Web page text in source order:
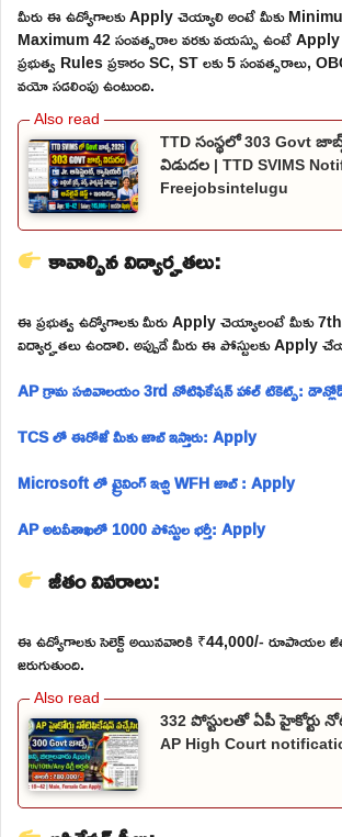
మీరు ఈ ఉద్యోగాలకు Apply చెయ్యాలి అంటే మీకు
Maximum 42 సంవత్సరాల వరకు వయస్సు ఉంటే
ప్రభుత్వ Rules ప్రకారం SC, ST లకు 5 సంవత్సరాలు,
వయో సడలింపు ఉంటుంది.
TTD సంస్థలో 303 Govt
విడుదల | TTD SVIMS
Freejobsintelugu
కావాల్సిన విద్యార్హతలు:
ఈ ప్రభుత్వ ఉద్యోగాలకు మీరు Apply చెయ్యాలంటే మీకు
విద్యార్హతలు ఉండాలి. అప్పుడే మీరు ఈ పోస్టులకు Apply
AP గ్రామ సచివాలయం 3rd నోటిఫికేషన్ హాల్ టికెట్స్:
TCS లో ఈరోజే మీకు జాబ్ ఇస్తారు: Apply
Microsoft లో ట్రైనింగ్ ఇచ్చి WFH జాబ్ : Apply
AP అటవీశాఖలో 1000 పోస్టుల భర్తీ: Apply
జీతం వివరాలు:
ఈ ఉద్యోగాలకు సెలెక్ట్ అయినవారికి ₹44,000/- రూపాయల
జరుగుతుంది.
332 పోస్టులతో ఏపీ హైకోర్టు
AP High Court